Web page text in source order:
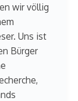
wir völlig
Uns ist
Bürger